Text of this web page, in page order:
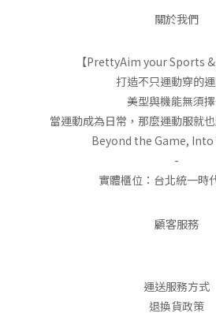
關於我們
【PrettyAim your Sports &
打造不只運動穿的
美型與機能無須
當運動成為日常，那麼運動服就
Beyond the Game, Into
-
實體櫃位：台北統一時
顧客服務
運送服務方式
退換貨政策